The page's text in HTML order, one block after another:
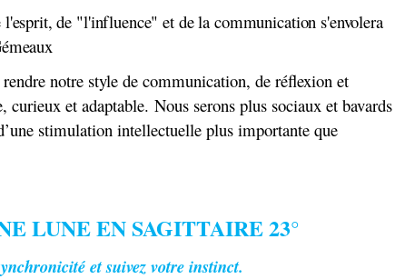
l'esprit, de "l'influence" et de la communication s'envolera
notre style de communication, de réflexion et
curieux et adaptable. Nous serons plus sociaux et bavards
stimulation intellectuelle plus importante que
LUNE EN SAGITTAIRE 23°
et suivez votre instinct.